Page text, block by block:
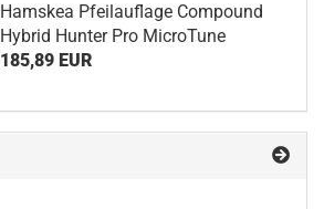
Hamskea Pfeilauflage Compound
Hybrid Hunter Pro MicroTune
185,89 EUR